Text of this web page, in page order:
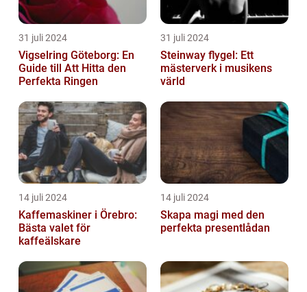
31 juli 2024
Vigselring Göteborg: En
Guide till Att Hitta den
Perfekta Ringen
31 juli 2024
Steinway flygel: Ett
mästerverk i musikens
värld
14 juli 2024
Kaffemaskiner i Örebro:
Bästa valet för
kaffeälskare
14 juli 2024
Skapa magi med den
perfekta presentlådan